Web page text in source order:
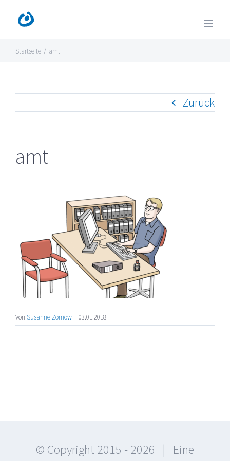
Inhalt
springen
Startseite / amt
Zurück
amt
Von Susanne Zornow | 03.01.2018
© Copyright 2015 -2026 | Eine